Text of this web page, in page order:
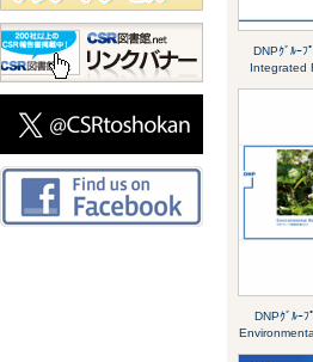
DNPｸﾞﾙｰﾌ
Integrated
DNPｸﾞﾙｰ